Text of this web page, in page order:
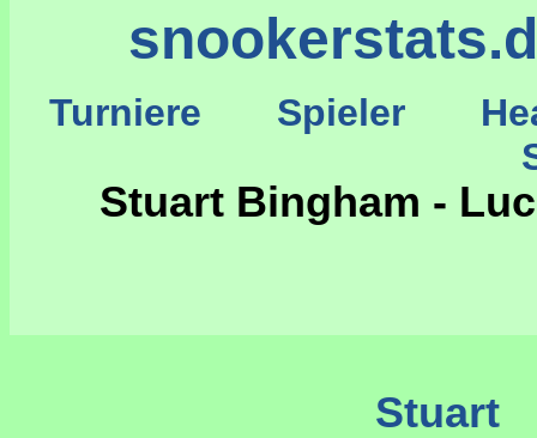
Turniere Spieler
Stuart Bingham -
Stuart